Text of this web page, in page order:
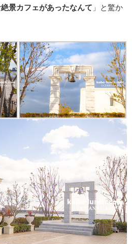
景カフェがあったなんて 」と驚か